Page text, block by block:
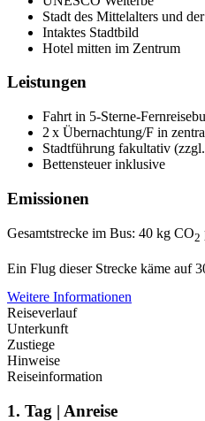
Stadt des Mittelalters und
Intaktes Stadtbild
Hotel mitten im Zentrum
Leistungen
Fahrt in 5-Sterne-
2 x Übernachtung/F in
Stadtführung fakultativ
Bettensteuer inklusive
Emissionen
Gesamtstrecke im Bus: 40 kg CO2
Ein Flug dieser Strecke käme auf
Weitere Informationen
Reiseverlauf
Unterkunft
Zustiege
Hinweise
Reiseinformation
1. Tag | Anreise